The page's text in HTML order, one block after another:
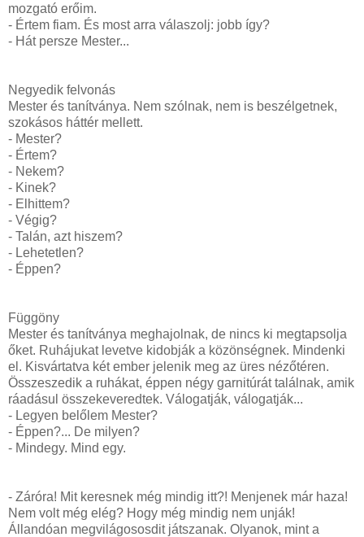
mozgató erőim.
- Értem fiam. És most arra válaszolj: jobb így?
- Hát persze Mester...
Negyedik felvonás
Mester és tanítványa. Nem szólnak, nem is beszélgetnek,
szokásos háttér mellett.
- Mester?
- Értem?
- Nekem?
- Kinek?
- Elhittem?
- Végig?
- Talán, azt hiszem?
- Lehetetlen?
- Éppen?
Függöny
Mester és tanítványa meghajolnak, de nincs ki megtapsolja
őket. Ruhájukat levetve kidobják a közönségnek. Mindenki
el. Kisvártatva két ember jelenik meg az üres nézőtéren.
Összeszedik a ruhákat, éppen négy garnitúrát találnak, amik
ráadásul összekeveredtek. Válogatják, válogatják...
- Legyen belőlem Mester?
- Éppen?... De milyen?
- Mindegy. Mind egy.
- Záróra! Mit keresnek még mindig itt?! Menjenek már haza!
Nem volt még elég? Hogy még mindig nem unják!
Állandóan megvilágososdit játszanak. Olyanok, mint a